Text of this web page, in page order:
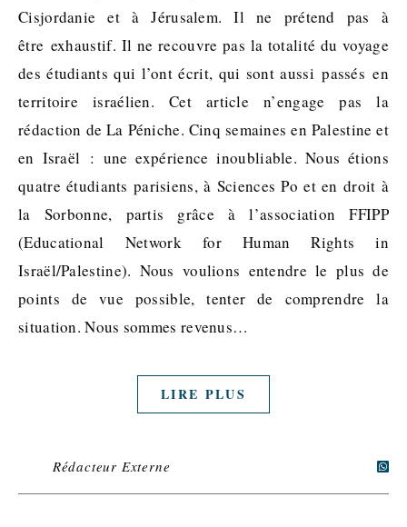
Cisjordanie et à Jérusalem. Il ne prétend pas à
être exhaustif. Il ne recouvre pas la totalité du voyage
des étudiants qui l’ont écrit, qui sont aussi passés en
territoire israélien. Cet article n’engage pas la
rédaction de La Péniche. Cinq semaines en Palestine et
en Israël : une expérience inoubliable. Nous étions
quatre étudiants parisiens, à Sciences Po et en droit à
la Sorbonne, partis grâce à l’association FFIPP
(Educational Network for Human Rights in
Israël/Palestine). Nous voulions entendre le plus de
points de vue possible, tenter de comprendre la
situation. Nous sommes revenus…
LIRE PLUS
Rédacteur Externe